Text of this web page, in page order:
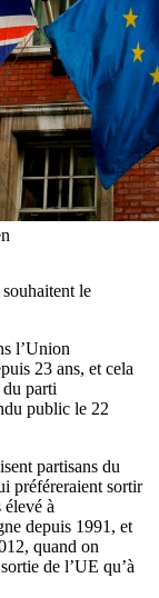
le
l’Union
23 ans, et cela
parti
public le 22
partisans du
préféreraient sortir
à
depuis 1991, et
quand on
de l’UE qu’à